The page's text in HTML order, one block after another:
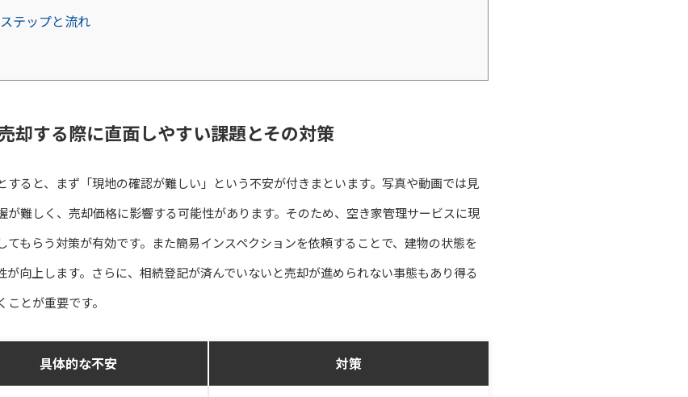
テップと流れ
却する際に直面しやすい課題とその対策
すると、まず「現地の確認が難しい」という不安が付きまといます。写真や動画では見
が難しく、売却価格に影響する可能性があります。そのため、空き家管理サービスに現
もらう対策が有効です。また簡易インスペクションを依頼することで、建物の状態を
向上します。さらに、相続登記が済んでいないと売却が進められない事態もあり得る
とが重要です。
具体的な不安 対策